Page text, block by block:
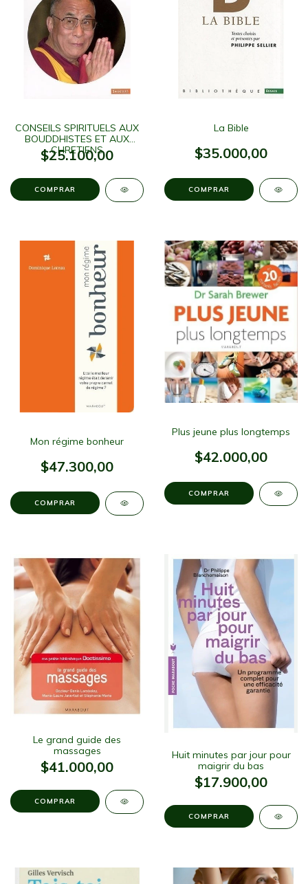
CONSEILS SPIRITUELS AUX
BOUDDHISTES ET AUX
CHRETIENS
$25.100,00
La Bible
$35.000,00
Mon régime bonheur
$47.300,00
Plus jeune plus longtemps
$42.000,00
Le grand guide des
massages
$41.000,00
Huit minutes par jour pour
maigrir du bas
$17.900,00